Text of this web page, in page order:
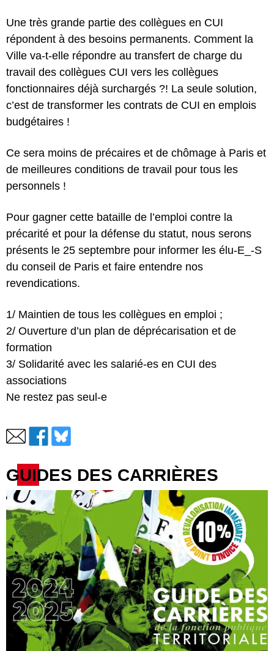
Une très grande partie des collègues en CUI
répondent à des besoins permanents. Comment la
Ville va-t-elle répondre au transfert de charge du
travail des collègues CUI vers les collègues
fonctionnaires déjà surchargés ?! La seule solution,
c’est de transformer les contrats de CUI en emplois
budgétaires !
Ce sera moins de précaires et de chômage à Paris et
de meilleures conditions de travail pour tous les
personnels !
Pour gagner cette bataille de l’emploi contre la
précarité et pour la défense du statut, nous serons
présents le 25 septembre pour informer les élu-E_-S
du conseil de Paris et faire entendre nos
revendications.
1/ Maintien de tous les collègues en emploi ;
2/ Ouverture d’un plan de déprécarisation et de
formation
3/ Solidarité avec les salarié-es en CUI des
associations
Ne restez pas seul-e
GUIDES DES CARRIÈRES